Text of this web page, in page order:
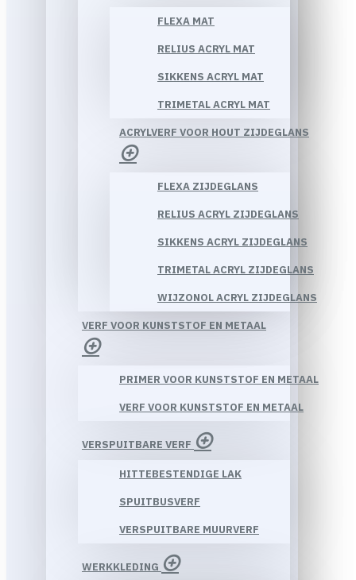
FLEXA MAT
RELIUS ACRYL MAT
SIKKENS ACRYL MAT
TRIMETAL ACRYL MAT
ACRYLVERF VOOR HOUT ZIJDEGLANS
FLEXA ZIJDEGLANS
RELIUS ACRYL ZIJDEGLANS
SIKKENS ACRYL ZIJDEGLANS
TRIMETAL ACRYL ZIJDEGLANS
WIJZONOL ACRYL ZIJDEGLANS
VERF VOOR KUNSTSTOF EN METAAL
PRIMER VOOR KUNSTSTOF EN METAAL
VERF VOOR KUNSTSTOF EN METAAL
VERSPUITBARE VERF
HITTEBESTENDIGE LAK
SPUITBUSVERF
VERSPUITBARE MUURVERF
WERKKLEDING